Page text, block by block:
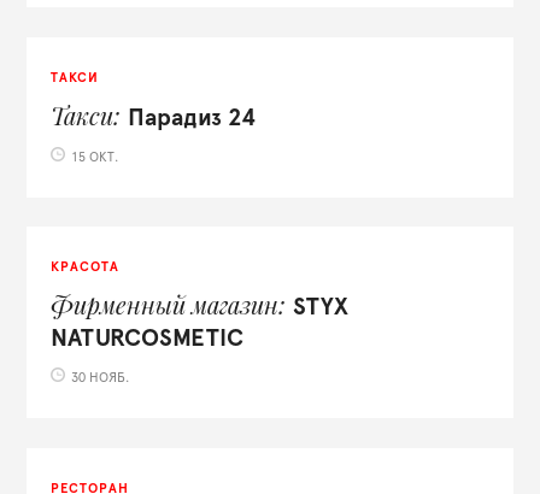
ТАКСИ
Такси Парадиз 24
15 ОКТ.
КРАСОТА
Фирменный магазин
STYX
NATURCOSMETIC
30 НОЯБ.
РЕСТОРАН